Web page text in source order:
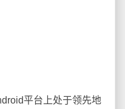
平台上处于领先地